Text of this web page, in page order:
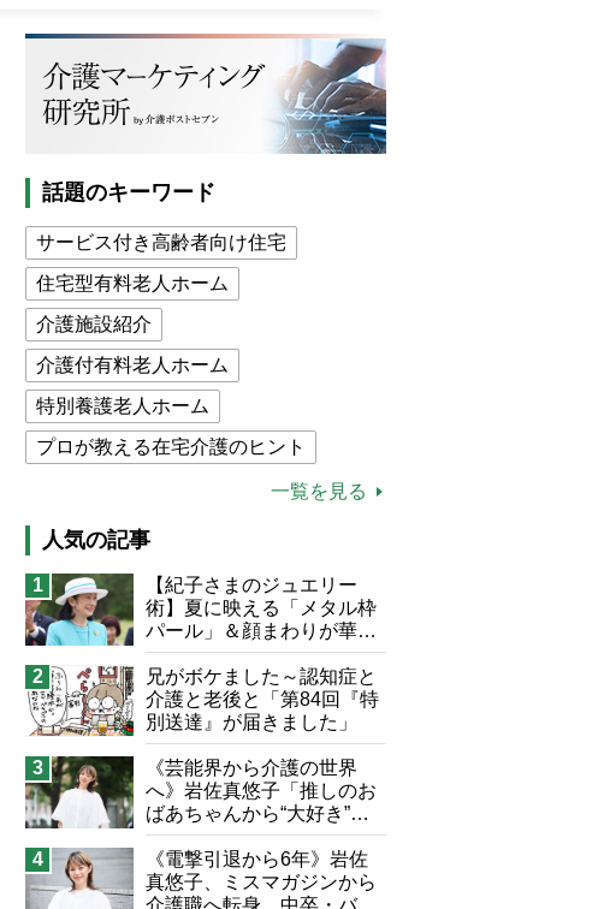
話題のキーワード
サービス付き高齢者向け住宅
住宅型有料老人ホーム
介護施設紹介
介護付有料老人ホーム
特別養護老人ホーム
プロが教える在宅介護のヒント
介護食
高木ブー
ケアマネジャー
猫が母になつきません
息子の遠距離介護サバイバル術
兄がボケました
便利なサービス
予防法
一覧を見る
人気の記事
1
【紀子さまのジュエリー
術】夏に映える「メタル枠
パール」＆顔まわりが華や
ぐ「揺れる一粒」の使い分
け方
2
兄がボケました～認知症と
介護と老後と「第84回『特
別送達』が届きました」
3
《芸能界から介護の世界
へ》岩佐真悠子「推しのお
ばあちゃんから“大好き”を
もらえる」理不尽さも吹き
飛ぶ“やりがい”、介護の現
場は「愛おしい」
4
《電撃引退から6年》岩佐
真悠子、ミスマガジンから
介護職へ転身 中卒・バイ